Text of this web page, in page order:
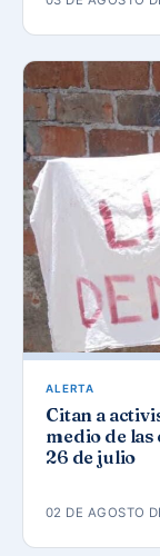
ALERTA
Citan a
medio de
26 de julio
02 DE AGOSTO